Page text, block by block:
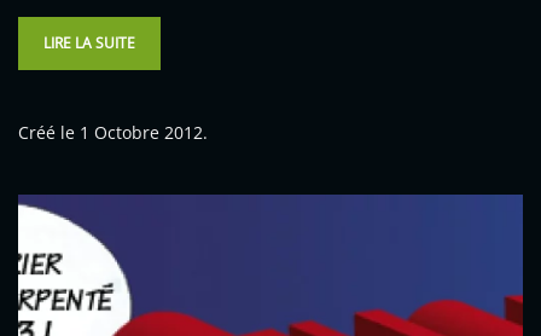
LIRE LA SUITE
Créé le 1 Octobre 2012.